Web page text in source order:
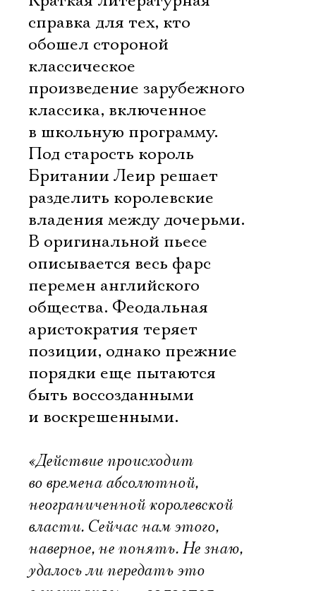
справка для тех, кто
обошел стороной
классическое
произведение зарубежного
классика, включенное
в школьную программу.
Под старость король
Британии Леир решает
разделить королевские
владения между дочерьми.
В оригинальной пьесе
описывается весь фарс
перемен английского
общества. Феодальная
аристократия теряет
позиции, однако прежние
порядки еще пытаются
быть воссозданными
и воскрешенными.
«Действие происходит
во времена абсолютной,
неограниченной королевской
власти. Сейчас нам этого,
наверное, не понять. Не знаю,
удалось ли передать это